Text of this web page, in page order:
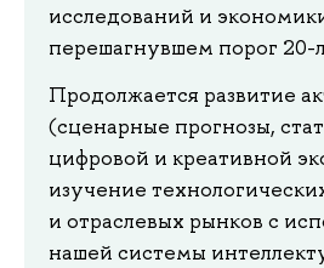
исследований и
перешагнувшем порог 20-
Продолжается развитие
(сценарные прогнозы,
цифровой и креативной
изучение
и отраслевых рынков с
нашей системы